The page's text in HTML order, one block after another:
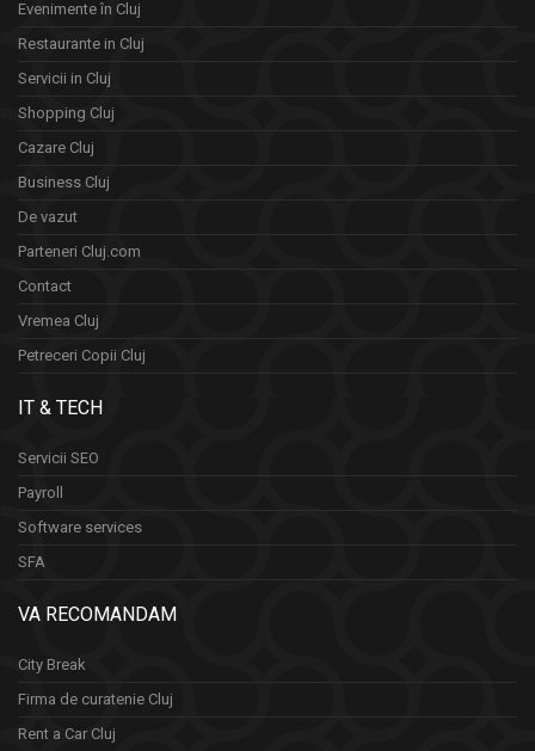
Evenimente în Cluj
Restaurante in Cluj
Servicii in Cluj
Shopping Cluj
Cazare Cluj
Business Cluj
De vazut
Parteneri Cluj.com
Contact
Vremea Cluj
Petreceri Copii Cluj
IT & TECH
Servicii SEO
Payroll
Software services
SFA
VA RECOMANDAM
City Break
Firma de curatenie Cluj
Rent a Car Cluj